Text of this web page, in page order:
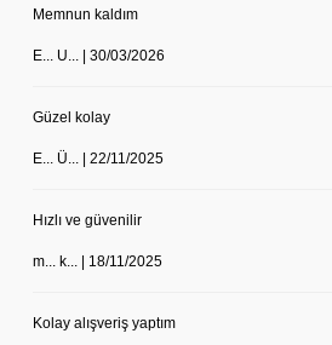
Memnun kaldım
E... U... | 30/03/2026
Güzel kolay
E... Ü... | 22/11/2025
Hızlı ve güvenilir
m... k... | 18/11/2025
Kolay alışveriş yaptım